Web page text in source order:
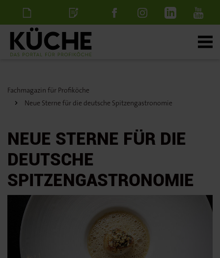
NewsletterStellenanzeige
Fachmagazin für Profiköche
Neue Sterne für die deutsche Spitzengastronomie
NEUE STERNE FÜR DIE
DEUTSCHE
SPITZENGASTRONOMIE